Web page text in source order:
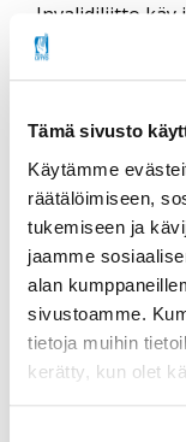
Tämä sivusto
Käytämme
räätälöimiseen,
tukemiseen ja
jaamme
alan
sivustoamme.
tietoja muihin
kerätty, kun olet
Invalidiliitto käy
puolueiden
keskusteluun
Jatkuva
mahdollisuutta
tiivistyy
Hallitusohjelma-
kirjureita
Median rooli